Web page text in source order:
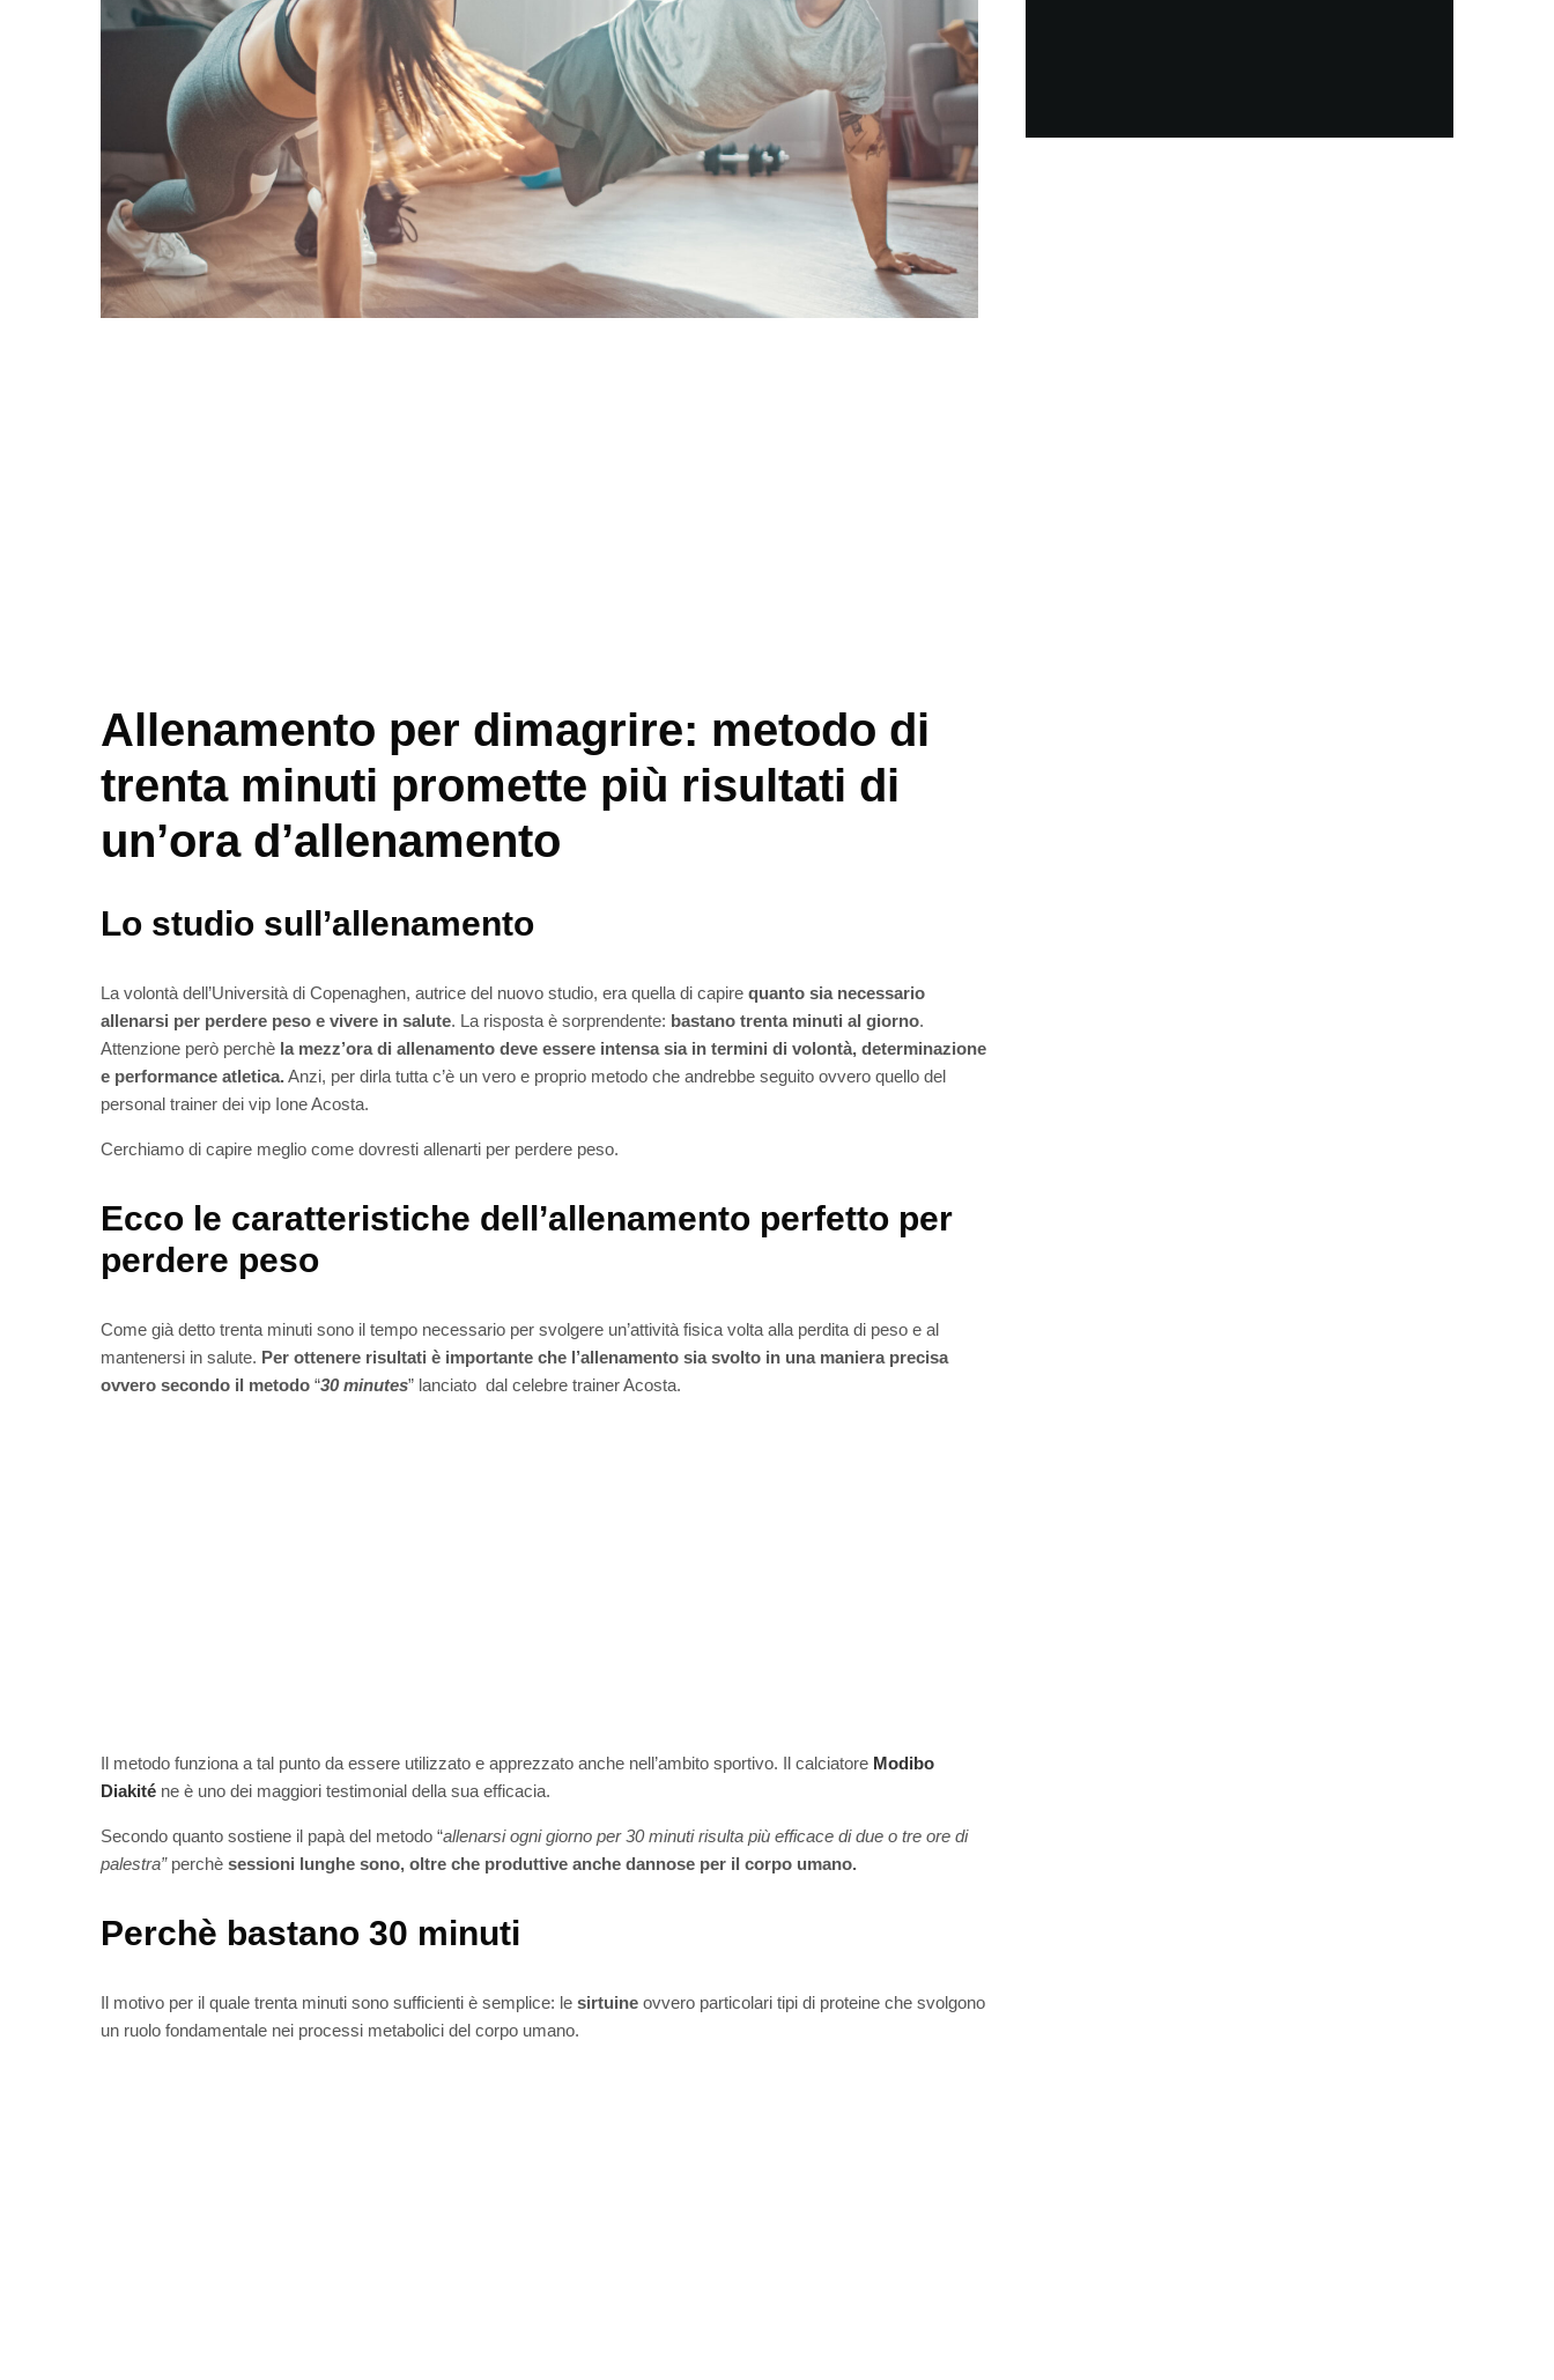
Allenamento per dimagrire: metodo di
trenta minuti promette più risultati di
un’ora d’allenamento
Lo studio sull’allenamento
La volontà dell’Università di Copenaghen, autrice del nuovo studio, era quella di capire quanto sia necessario
allenarsi per perdere peso e vivere in salute. La risposta è sorprendente: bastano trenta minuti al giorno.
Attenzione però perchè la mezz’ora di allenamento deve essere intensa sia in termini di volontà, determinazione
e performance atletica.Anzi, per dirla tutta c’è un vero e proprio metodo che andrebbe seguito ovvero quello del
personal trainer dei vip Ione Acosta.
Cerchiamo di capire meglio come dovresti allenarti per perdere peso.
Ecco le caratteristiche dell’allenamento perfetto per
perdere peso
Come già detto trenta minuti sono il tempo necessario per svolgere un’attività fisica volta alla perdita di peso e al
mantenersi in salute. Per ottenere risultati è importante che l’allenamento sia svolto in una maniera precisa
ovvero secondo il metodo “30 minutes” lanciato dal celebre trainer Acosta.
Il metodo funziona a tal punto da essere utilizzato e apprezzato anche nell’ambito sportivo. Il calciatore Modibo
Diakité ne è uno dei maggiori testimonial della sua efficacia.
Secondo quanto sostiene il papà del metodo “allenarsi ogni giorno per 30 minuti risulta più efficace di due o tre ore di
palestra” perchè sessioni lunghe sono, oltre che produttive anche dannose per il corpo umano.
Perchè bastano 30 minuti
Il motivo per il quale trenta minuti sono sufficienti è semplice: le sirtuine ovvero particolari tipi di proteine che svolgono
un ruolo fondamentale nei processi metabolici del corpo umano.